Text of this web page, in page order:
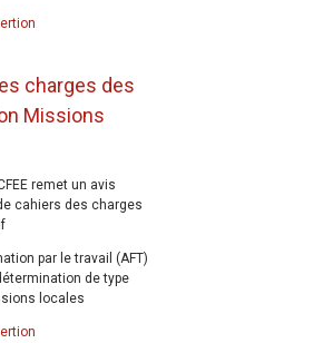
charges des
Missions
remet un avis
cahiers des charges
par le travail (AFT)
de type
locales